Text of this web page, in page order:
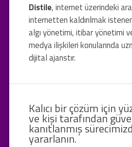
Distile, internet üzerindeki
internetten kaldırılmak
algı yönetimi, itibar yönetimi
medya ilişkileri konularında
dijital ajanstır.
Kalıcı bir çözüm için
ve kişi tarafından
kanıtlanmış
yararlanın.